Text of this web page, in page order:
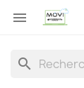

search